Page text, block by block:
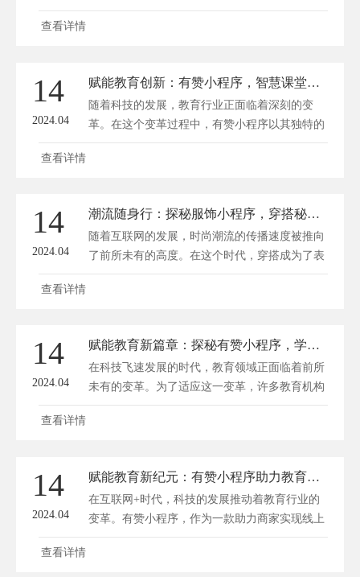
人工智能等技术的深入应用，教育新零售模式应
造一个高品质的教育生态圈。 一、教育新零售
的崛起 近年来，我国...
查看详情
14
2024.04
赋能教育创新：有赞小程序，智慧课堂新篇章
随着科技的发展，教育行业正面临着深刻的变
革。在这个变革过程中，有赞小程序以其独特的
优势，为教育创新注入了新的活力。方维商城小
化 1.提高教育资源配置效率 有赞小程序作为一
种轻量级应用，可以...
查看详情
14
2024.04
潮流随身行：探秘服饰小程序，穿搭秘籍一触即发
随着互联网的发展，时尚潮流的传播速度被推向
了前所未有的高度。在这个时代，穿搭成为了表
达自我、彰显个性的重要方式。服饰小程序应运
一、服饰小程序概述 服饰小程序是基于微信、
支付宝等平台...
查看详情
14
2024.04
赋能教育新篇章：探秘有赞小程序，学为贵与DASH编程的共赢之路
在科技飞速发展的时代，教育领域正面临着前所
未有的变革。为了适应这一变革，许多教育机构
和企业纷纷寻求创新，以科技为载体，探索教育
网络(www.dianshangyun.net)将带您探秘这三者的
共赢之路，感受科技给教...
查看详情
14
2024.04
赋能教育新纪元：有赞小程序助力教育公众号革新之路
在互联网+时代，科技的发展推动着教育行业的
变革。有赞小程序，作为一款助力商家实现线上
经营的全渠道工具，正逐渐成为教育行业创新发
查看详情